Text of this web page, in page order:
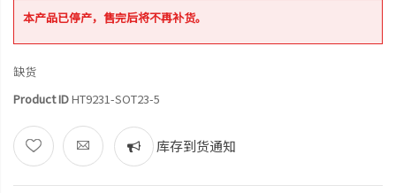
本产品已停产，售完后将不再补货。
缺货
Product IDHT9231-SOT23-5
库存到货通知